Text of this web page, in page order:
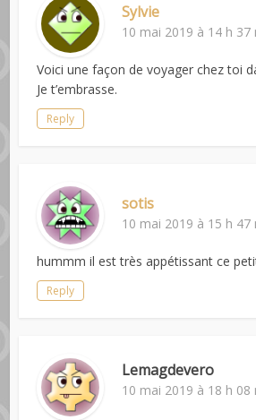
Sylvie
10 mai 2019 à 14 h 37
Voici une façon de voyager chez toi
Je t’embrasse.
Reply
sotis
10 mai 2019 à 15 h 47
hummm il est très appétissant ce
Reply
Lemagdevero
10 mai 2019 à 18 h 08